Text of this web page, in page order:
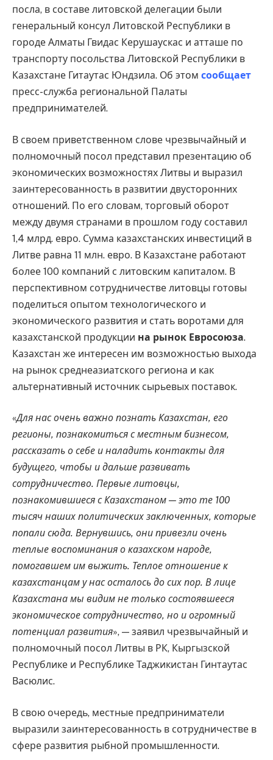
посла, в составе литовской делегации были
генеральный консул Литовской Республики в
городе Алматы Гвидас Керушаускас и атташе по
транспорту посольства Литовской Республики в
Казахстане Гитаутас Юндзила. Об этом сообщает
пресс-служба региональной Палаты
предпринимателей.
В своем приветственном слове чрезвычайный и
полномочный посол представил презентацию об
экономических возможностях Литвы и выразил
заинтересованность в развитии двусторонних
отношений. По его словам, торговый оборот
между двумя странами в прошлом году составил
1,4 млрд. евро. Сумма казахстанских инвестиций в
Литве равна 11 млн. евро. В Казахстане работают
более 100 компаний с литовским капиталом. В
перспективном сотрудничестве литовцы готовы
поделиться опытом технологического и
экономического развития и стать воротами для
казахстанской продукции на рынок Евросоюза.
Казахстан же интересен им возможностью выхода
на рынок среднеазиатского региона и как
альтернативный источник сырьевых поставок.
«Для нас очень важно познать Казахстан, его
регионы, познакомиться с местным бизнесом,
рассказать о себе и наладить контакты для
будущего, чтобы и дальше развивать
сотрудничество. Первые литовцы,
познакомившиеся с Казахстаном — это те 100
тысяч наших политических заключенных, которые
попали сюда. Вернувшись, они привезли очень
теплые воспоминания о казахском народе,
помогавшем им выжить. Теплое отношение к
казахстанцам у нас осталось до сих пор. В лице
Казахстана мы видим не только состоявшееся
экономическое сотрудничество, но и огромный
потенциал развития», — заявил чрезвычайный и
полномочный посол Литвы в РК, Кыргызской
Республике и Республике Таджикистан Гинтаутас
Васюлис.
В свою очередь, местные предприниматели
выразили заинтересованность в сотрудничестве в
сфере развития рыбной промышленности.